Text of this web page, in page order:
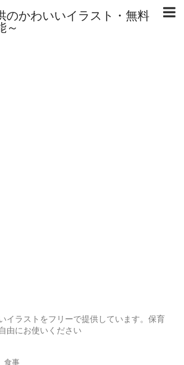
のかわいいイラスト・無料
～
イラストをフリーで提供しています。保育
由にお使いください
食事